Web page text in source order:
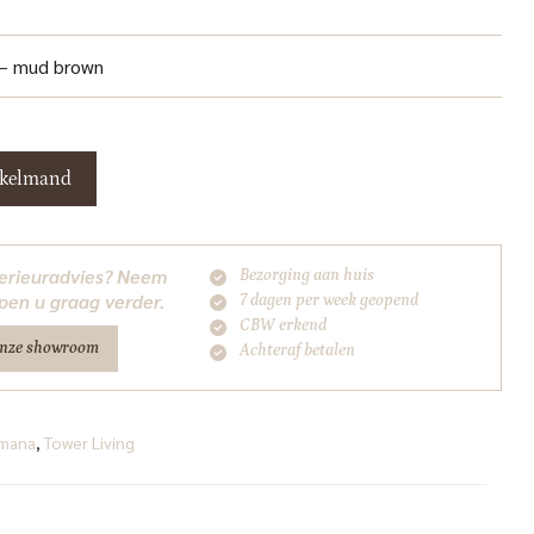
mud brown
Neem
u graag verder.
showroom
Bezorging aan huis
7 dagen per week geopend
CBW erkend
Achteraf betalen
, Tower Living